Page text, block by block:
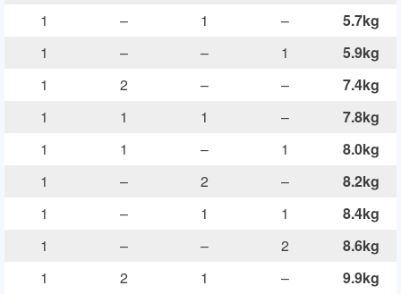
1
– 1 –
5.7kg
1
– – 1
5.9kg
1
2 – –
7.4kg
1
1 1 –
7.8kg
1
1 – 1
8.0kg
1
– 2 –
8.2kg
1
– 1 1
8.4kg
1
– – 2
8.6kg
1
2 1 –
9.9kg